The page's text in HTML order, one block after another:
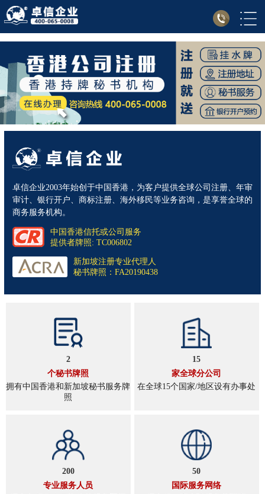
卓信企业2003年始创于中国香港，为客户提供全球公司注册、年审
审计、银行开户、商标注册、海外移民等业务咨询，是享誉全球的
商务服务机构。
中国香港信托或公司服务
提供者牌照: TC006802
新加坡注册专业代理人
秘书牌照：FA20190438
2
个秘书牌照
拥有中国香港和新加坡秘书服务牌
照
15
家全球分公司
在全球15个国家/地区设有办事处
200
专业服务人员
50
国际服务网络